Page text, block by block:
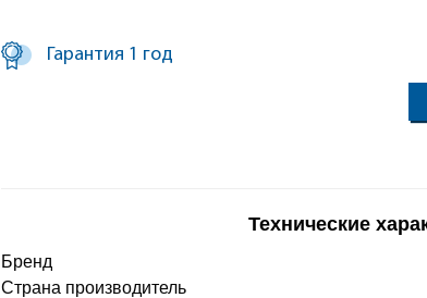
Гарантия 1 год
Технические
Бренд
Страна производитель